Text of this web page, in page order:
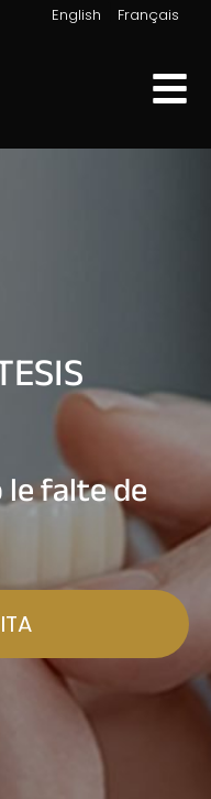
English Français
le falte de